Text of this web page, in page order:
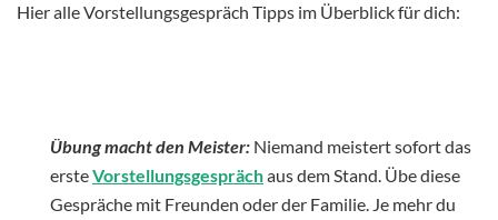
Hier alle Vorstellungsgespräch Tipps im Überblick für dich:
Übung macht den Meister: Niemand meistert sofort das
ersteVorstellungsgesprächaus dem Stand. Übe diese
Gespräche mit Freunden oder der Familie. Je mehr du